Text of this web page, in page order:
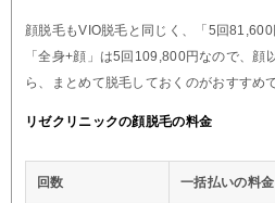
顔脱毛もVIO脱毛と同じく、「5回81,600
「全身+顔」は5回109,800円なので、顔
ら、まとめて脱毛しておくのがおすすめで
リゼクリニックの顔脱毛の料金
回数 一括払いの料金